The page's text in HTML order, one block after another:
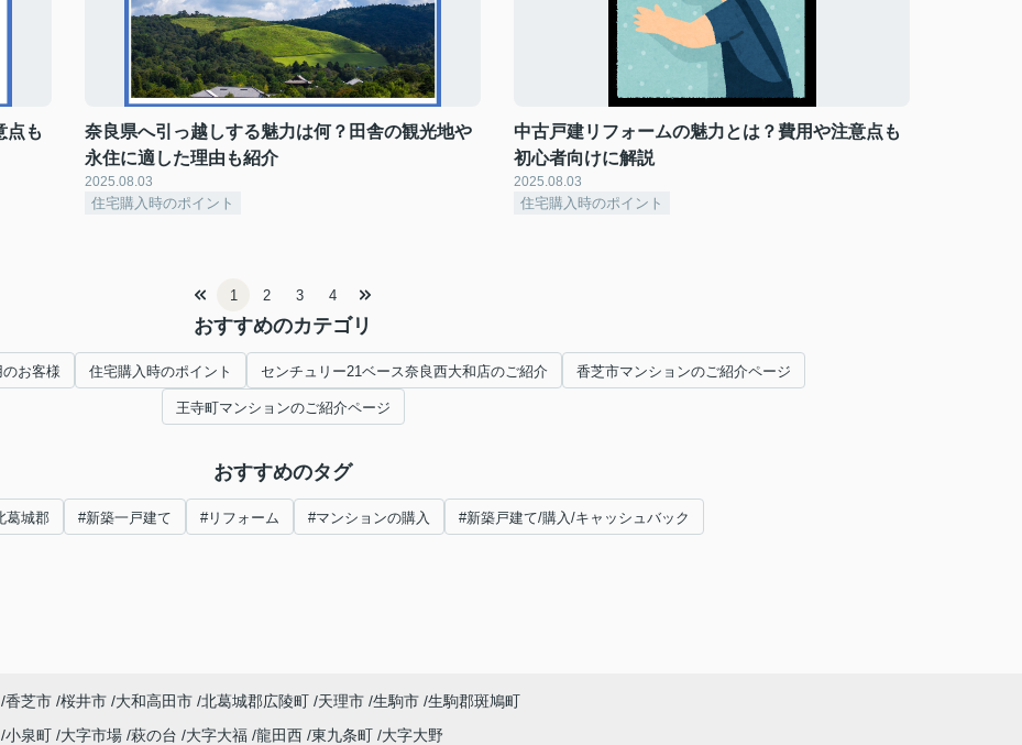
点も
奈良県へ引っ越しする魅力は何？田舎の観光地や
永住に適した理由も紹介
2025.08.03
住宅購入時のポイント
中古戸建リフォームの魅力とは？費用や注意点も
初心者向けに解説
2025.08.03
住宅購入時のポイント
1 2 3 4
おすすめのカテゴリ
お客様 住宅購入時のポイント センチュリー21ベース奈良西大和店のご紹介 香芝市マンションのご紹介ページ
王寺町マンションのご紹介ページ
おすすめのタグ
葛城郡 #新築一戸建て #リフォーム #マンションの購入 #新築戸建て/購入/キャッシュバック
香芝市 桜井市 大和高田市 北葛城郡広陵町 天理市 生駒市 生駒郡斑鳩町
小泉町 大字市場 萩の台 大字大福 龍田西 東九条町 大字大野